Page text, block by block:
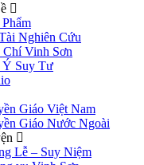
Nghiên Cứu
Chí Vinh Sơn
Ý Suy Tư
Giáo Việt Nam
Giáo Nước Ngoài
Lễ – Suy Niệm